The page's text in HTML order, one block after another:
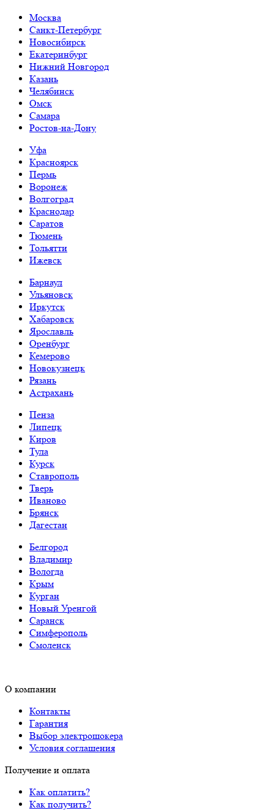
Москва
Санкт-Петербург
Новосибирск
Екатеринбург
Нижний Новгород
Казань
Челябинск
Омск
Самара
Ростов-на-Дону
Уфа
Красноярск
Пермь
Воронеж
Волгоград
Краснодар
Саратов
Тюмень
Тольятти
Ижевск
Барнаул
Ульяновск
Иркутск
Хабаровск
Ярославль
Оренбург
Кемерово
Новокузнецк
Рязань
Астрахань
Пенза
Липецк
Киров
Тула
Курск
Ставрополь
Тверь
Иваново
Брянск
Дагестан
Белгород
Владимир
Вологда
Крым
Курган
Новый Уренгой
Саранск
Симферополь
Смоленск
О компании
Контакты
Гарантия
Выбор электрошокера
Условия соглашения
Получение и оплата
Как оплатить?
Как получить?